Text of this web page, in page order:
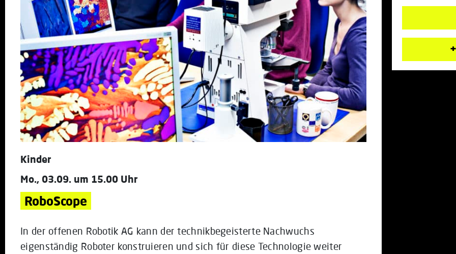
Kinder
Mo., 03.09. um 15.00 Uhr
RoboScope
In der offenen Robotik AG kann der technikbegeisterte Nachwuchs
eigenständig Roboter konstruieren und sich für diese Technologie weiter